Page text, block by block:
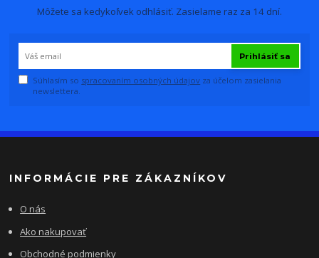
Môžete sa kedykoľvek odhlásiť. Zasielame raz za 14 dní.
Prihlásiť sa
Súhlasím so spracovaním osobných údajov za účelom zasielania
newslettera.
INFORMÁCIE PRE ZÁKAZNÍKOV
O nás
Ako nakupovať
Obchodné podmienky